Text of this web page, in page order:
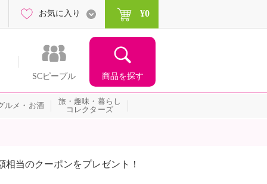
SCピープル 商品を探す
お気に入り ¥0
ルメ・お酒
旅・趣味・暮らし
コレクターズ
当のクーポンをプレゼント！